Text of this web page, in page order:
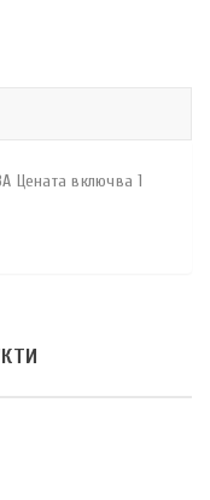
Цената включва 1